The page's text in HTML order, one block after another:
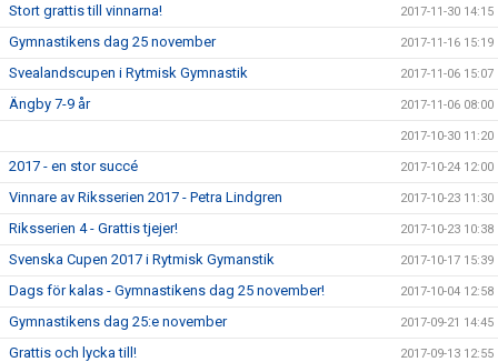
Stort grattis till vinnarna! 2017-11-30 14:15
Gymnastikens dag 25 november 2017-11-16 15:19
Svealandscupen i Rytmisk Gymnastik 2017-11-06 15:07
Ängby 7-9 år 2017-11-06 08:00
2017-10-30 11:20
2017 - en stor succé 2017-10-24 12:00
Vinnare av Riksserien 2017 - Petra Lindgren 2017-10-23 11:30
Riksserien 4 - Grattis tjejer! 2017-10-23 10:38
Svenska Cupen 2017 i Rytmisk Gymanstik 2017-10-17 15:39
Dags för kalas - Gymnastikens dag 25 november! 2017-10-04 12:58
Gymnastikens dag 25:e november 2017-09-21 14:45
Grattis och lycka till! 2017-09-13 12:55